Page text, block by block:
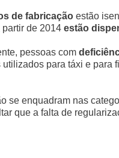
de fabricação estão
de 2014 estão
pessoas com
para táxi e
se enquadram nas
que a falta de